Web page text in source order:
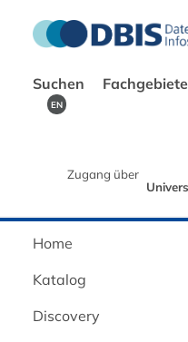
Suchen Fachgebiete
EN
Zugang über
Home
Katalog
Discovery